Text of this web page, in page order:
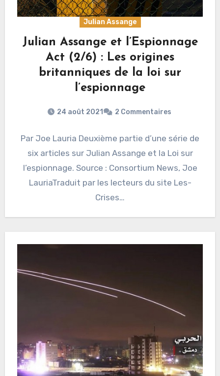
Julian Assange
Julian Assange et l’Espionnage
Act (2/6) : Les origines
britanniques de la loi sur
l’espionnage
24 août 2021 2 Commentaires
Par Joe Lauria Deuxième partie d’une série de
six articles sur Julian Assange et la Loi sur
l’espionnage. Source : Consortium News, Joe
LauriaTraduit par les lecteurs du site Les-
Crises…